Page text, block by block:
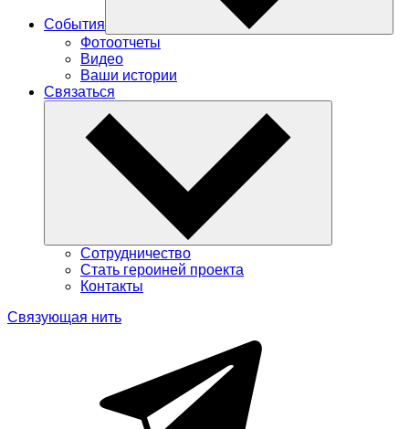
События
Фотоотчеты
Видео
Ваши истории
Связаться
Сотрудничество
Стать героиней проекта
Контакты
Связующая нить